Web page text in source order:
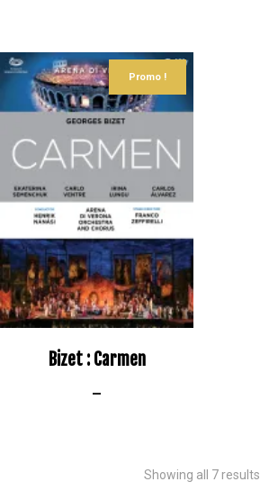
Promo !
Bizet : Carmen
–
Showing all 7 results